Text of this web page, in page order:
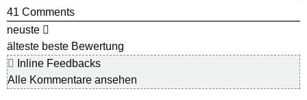
41 Comments
neuste
älteste beste Bewertung
Inline Feedbacks
Alle Kommentare ansehen